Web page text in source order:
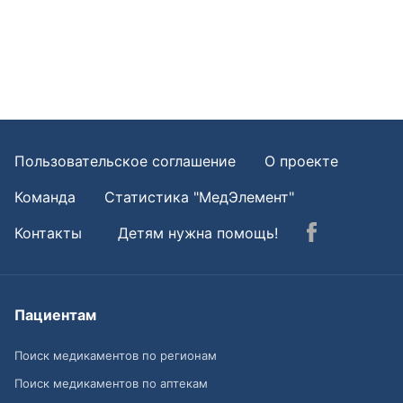
Пользовательское соглашение
О проекте
Команда
Статистика "МедЭлемент"
Контакты
Детям нужна помощь!
Пациентам
Поиск медикаментов по регионам
Поиск медикаментов по аптекам